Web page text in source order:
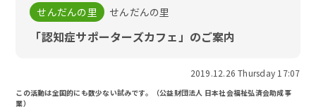
せんだんの里 せんだんの里
「認知症サポーターズカフェ」のご案内
2019.12.26 Thursday 17:07
この活動は全国的にも数少ない試みです。（公益財団法人 日本社会福祉弘済会助成事
業）